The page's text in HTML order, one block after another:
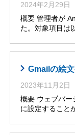
2024年2月29日
概要 管理者が
た。対象項目は
Gmailの絵
2023年11月2日
概要 ウェブバー
に設定すること